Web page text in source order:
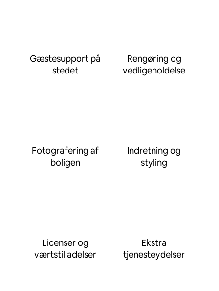
Gæstesupport på
stedet
Rengøring og
vedligeholdelse
Fotografering af
boligen
Indretning og
styling
Licenser og
værtstilladelser
Ekstra
tjenesteydelser